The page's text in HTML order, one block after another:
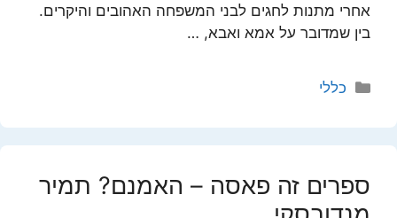
אחרי מתנות לחגים לבני המשפחה האהובים והיקרים.
בין שמדובר על אמא ואבא, …
קטגוריות
כללי
ספרים זה פאסה – האמנם? תמיר